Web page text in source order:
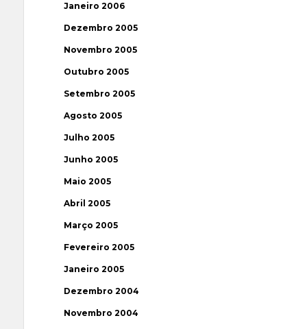
Janeiro 2006
Dezembro 2005
Novembro 2005
Outubro 2005
Setembro 2005
Agosto 2005
Julho 2005
Junho 2005
Maio 2005
Abril 2005
Março 2005
Fevereiro 2005
Janeiro 2005
Dezembro 2004
Novembro 2004